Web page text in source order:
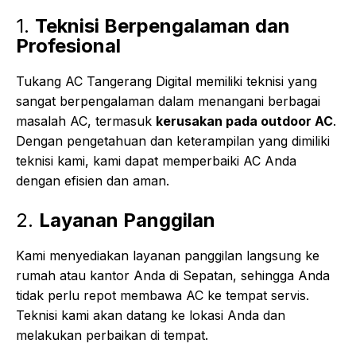
1. Teknisi Berpengalaman dan
Profesional
Tukang AC Tangerang Digital memiliki teknisi yang
sangat berpengalaman dalam menangani berbagai
masalah AC, termasuk kerusakan pada outdoor AC.
Dengan pengetahuan dan keterampilan yang dimiliki
teknisi kami, kami dapat memperbaiki AC Anda
dengan efisien dan aman.
2. Layanan Panggilan
Kami menyediakan layanan panggilan langsung ke
rumah atau kantor Anda di Sepatan, sehingga Anda
tidak perlu repot membawa AC ke tempat servis.
Teknisi kami akan datang ke lokasi Anda dan
melakukan perbaikan di tempat.